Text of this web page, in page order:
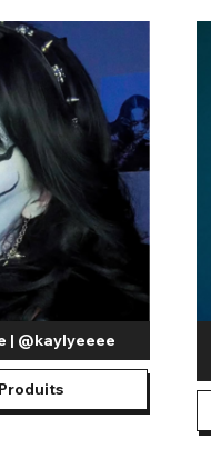
| @kaylyeeee